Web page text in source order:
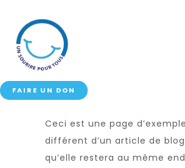
FAIRE UN DON
Ceci est une page
différent d’un article de
qu’elle restera au même